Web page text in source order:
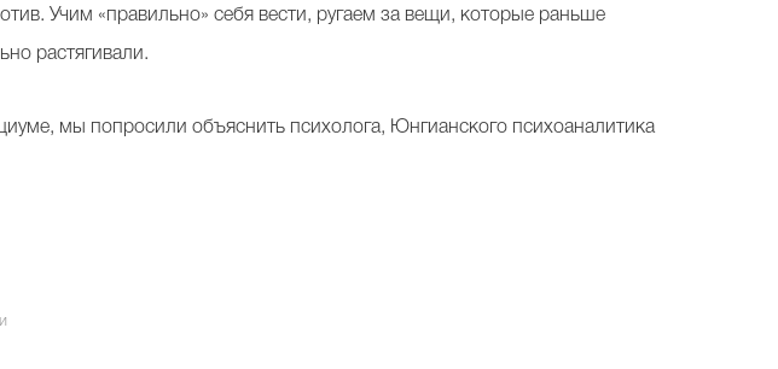
Учим «правильно» себя вести, ругаем за вещи, которые раньше
растягивали.
мы попросили объяснить психолога, Юнгианского психоаналитика